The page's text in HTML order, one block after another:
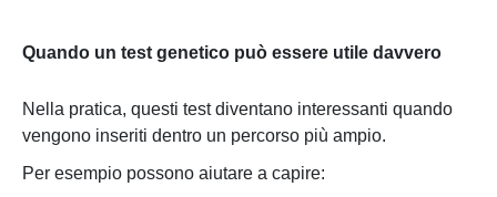
Quando un test genetico può essere utile davvero
Nella pratica, questi test diventano interessanti quando
vengono inseriti dentro un percorso più ampio.
Per esempio possono aiutare a capire: